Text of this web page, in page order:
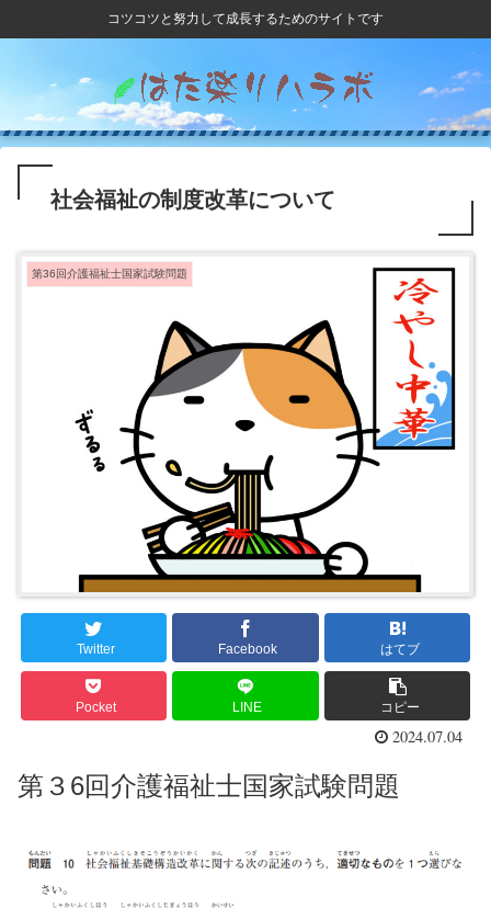
コツコツと努力して成長するためのサイトです
社会福祉の制度改革について
第36回介護福祉士国家試験問題
Twitter Facebook はてブ
Pocket LINE コピー
2024.07.04
第３6回介護福祉士国家試験問題